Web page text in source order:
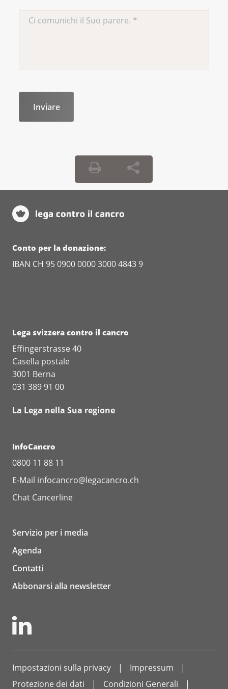
Conto per la donazione:
IBAN CH 95 0900 0000 3000 4843 9
Lega svizzera contro il cancro
Effingerstrasse 40
Casella postale
3001 Berna
031 389 91 00
La Lega nella Sua regione
InfoCancro
0800 11 88 11
E-Mail infocancro@legacancro.ch
Chat Cancerline
Servizio per i media
Agenda
Contatti
Abbonarsi alla newsletter
Impostazioni sulla privacy
Impressum
Protezione dei dati
Condizioni Generali